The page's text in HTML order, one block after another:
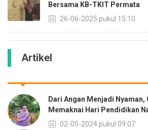
Bersama KB-TKIT Permata
26-06-2025 pukul 15:10
Artikel
Dari Angan Menjadi
Memaknai Hari Pendidikan
02-05-2024 pukul 09:07